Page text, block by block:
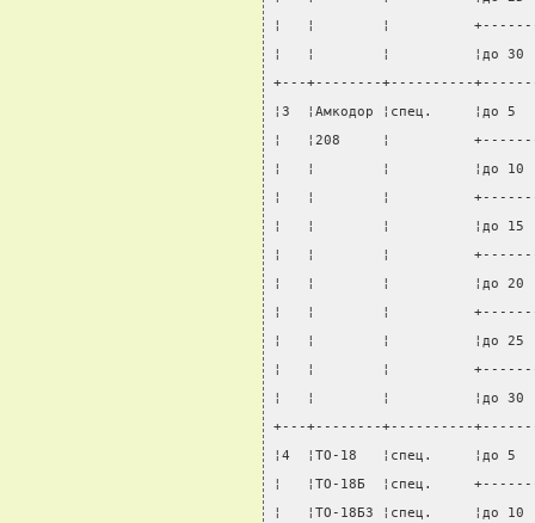
¦   ¦        ¦
¦   ¦        ¦          ¦до 30
+---+--------+----------
¦3  ¦Амкодор ¦спец.     ¦до
¦   ¦208     ¦
¦   ¦        ¦          ¦до 10
¦   ¦        ¦
¦   ¦        ¦          ¦до 15
¦   ¦        ¦
¦   ¦        ¦          ¦до 20
¦   ¦        ¦
¦   ¦        ¦          ¦до 25
¦   ¦        ¦
¦   ¦        ¦          ¦до 30
+---+--------+----------
¦4  ¦ТО-18   ¦спец.     ¦до 5
¦   ¦ТО-18Б  ¦спец.
¦   ¦ТО-18БЗ ¦спец.     ¦до